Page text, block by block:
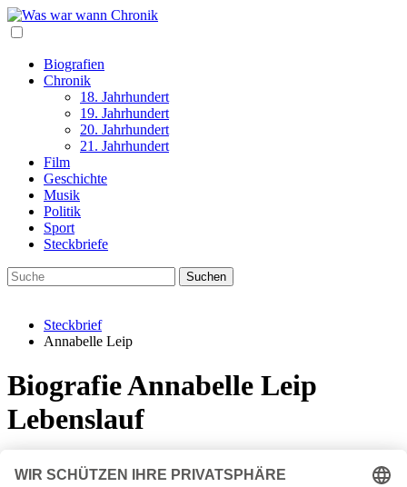
Biografien
Chronik
18. Jahrhundert
19. Jahrhundert
20. Jahrhundert
21. Jahrhundert
Film
Geschichte
Musik
Politik
Sport
Steckbriefe
Steckbrief
Annabelle Leip
Biografie Annabelle Leip
Lebenslauf
3. Januar 1980 in Wolfenbüttel (Niedersachsen)